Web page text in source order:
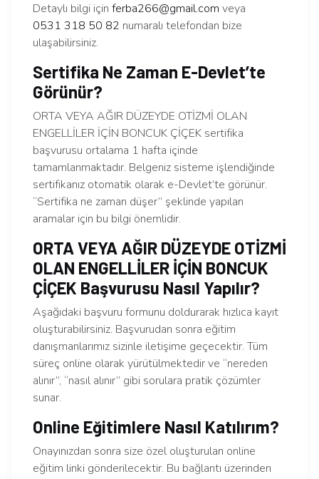
Detaylı bilgi için ferba266@gmail.com veya
0531 318 50 82 numaralı telefondan bize
ulaşabilirsiniz.
Sertifika Ne Zaman E-Devlet’te
Görünür?
ORTA VEYA AĞIR DÜZEYDE OTİZMİ OLAN
ENGELLİLER İÇİN BONCUK ÇİÇEK sertifika
başvurusu ortalama 1 hafta içinde
tamamlanmaktadır. Belgeniz sisteme işlendiğinde
sertifikanız otomatik olarak e-Devlet’te görünür.
“Sertifika ne zaman düşer” şeklinde yapılan
aramalar için bu bilgi önemlidir.
ORTA VEYA AĞIR DÜZEYDE OTİZMİ
OLAN ENGELLİLER İÇİN BONCUK
ÇİÇEK Başvurusu Nasıl Yapılır?
Aşağıdaki başvuru formunu doldurarak hızlıca kayıt
oluşturabilirsiniz. Başvurudan sonra eğitim
danışmanlarımız sizinle iletişime geçecektir. Tüm
süreç online olarak yürütülmektedir ve “nereden
alınır”, “nasıl alınır” gibi sorulara pratik çözümler
sunar.
Online Eğitimlere Nasıl Katılırım?
Onayınızdan sonra size özel oluşturulan online
eğitim linki gönderilecektir. Bu bağlantı üzerinden